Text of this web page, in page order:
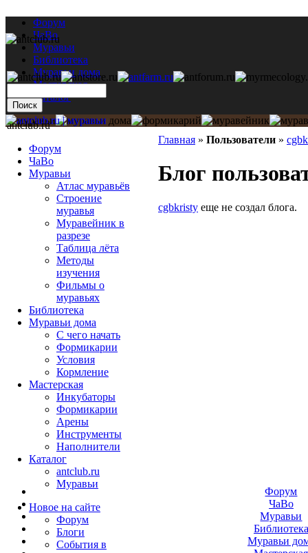
Форум
ЧаВо
Муравьи
Библиотека
Муравьи дома
Мастерская
Каталог
Главная » Пользователи »
Блог
cgbkristy еще не создал блога.
antclub.ru
Форум
ЧаВо
Муравьи
Атлас муравьёв
Строение
муравья
Муравейник в
разрезе
Таблица лёта
Методы
изучения
Фильмы о
муравьях
Библиотека
Муравьи дома
С чего начать
Формикарии
Условия
Кормление
Мастерская
Инкубаторы
Формикарии
Арены
Инструменты
Наполнители
Каталог
antclub.ru
Муравьи
Новое на сайте
Форум
Блоги
События в
Форум
ЧаВо
Муравьи
Библиотека
Муравьи